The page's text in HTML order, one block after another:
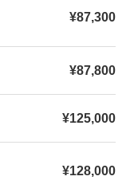
¥87,300
¥87,800
¥125,000
¥128,000